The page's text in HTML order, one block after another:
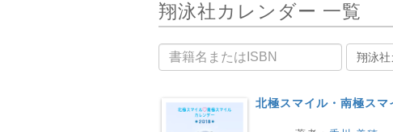
翔泳社カレンダー 一覧
書籍名 翔泳
北極スマイル・南極ス